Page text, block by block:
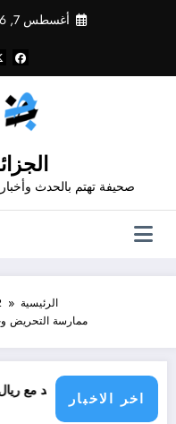
أغسطس 7, 2026
صحيفة تهتم بالحدث
الرئيسية
ممارسة التحريض
اخر الاخبار
الجديد مع ريال مدريد